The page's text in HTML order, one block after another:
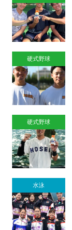
硬式野球
硬式野球
水泳